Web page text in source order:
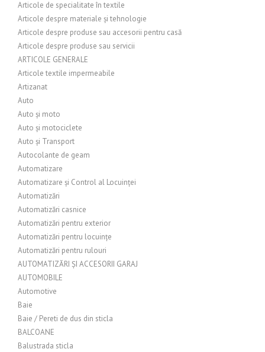
Articole de specialitate în textile
Articole despre materiale și tehnologie
Articole despre produse sau accesorii pentru casă
Articole despre produse sau servicii
ARTICOLE GENERALE
Articole textile impermeabile
Artizanat
Auto
Auto și moto
Auto și motociclete
Auto și Transport
Autocolante de geam
Automatizare
Automatizare și Control al Locuinței
Automatizări
Automatizări casnice
Automatizări pentru exterior
Automatizări pentru locuințe
Automatizări pentru rulouri
AUTOMATIZĂRI ȘI ACCESORII GARAJ
AUTOMOBILE
Automotive
Baie
Baie / Pereti de dus din sticla
BALCOANE
Balustrada sticla